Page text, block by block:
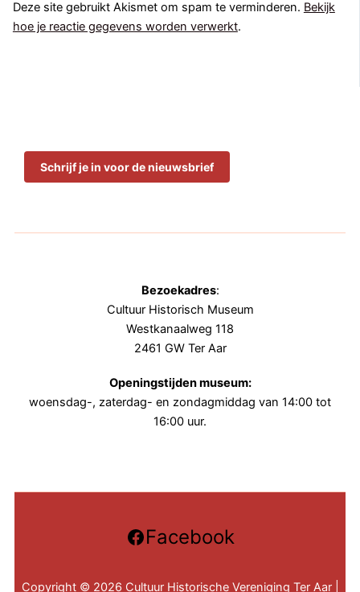
Deze site gebruikt Akismet om spam te verminderen. Bekijk
hoe je reactie gegevens worden verwerkt.
Schrijf je in voor de nieuwsbrief
Bezoekadres:
Cultuur Historisch Museum
Westkanaalweg 118
2461 GW Ter Aar
Openingstijden museum:
woensdag-, zaterdag- en zondagmiddag van 14:00 tot
16:00 uur.
Facebook
Copyright © 2026 Cultuur Historische Vereniging Ter Aar |